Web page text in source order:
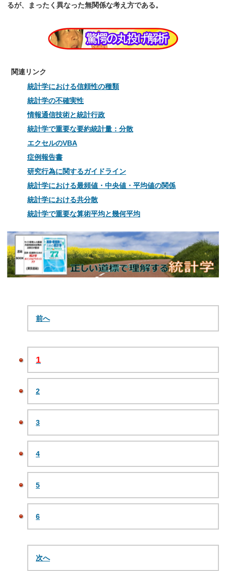
るが、まったく異なった無関係な考え方である。
関連リンク
統計学における信頼性の種類
統計学の不確実性
情報通信技術と統計行政
統計学で重要な要約統計量：分散
エクセルのVBA
症例報告書
研究行為に関するガイドライン
統計学における最頻値・中央値・平均値の関係
統計学における共分散
統計学で重要な算術平均と幾何平均
前へ
1
2
3
4
5
6
次へ